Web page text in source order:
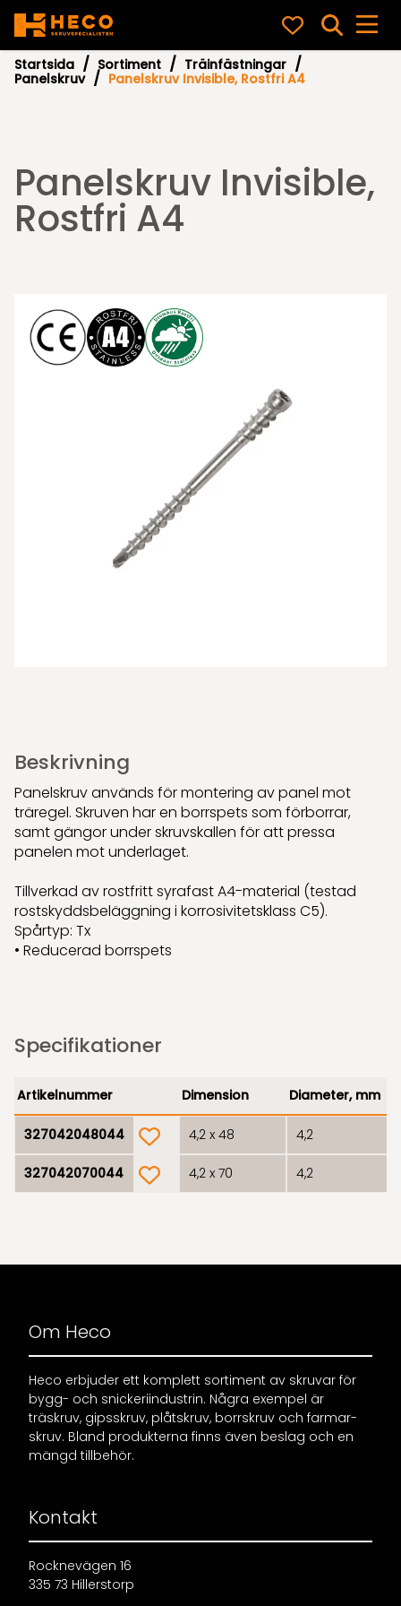
Startsida Sortiment
Träinfästningar
Panelskruv
Panelskruv Invisible, Rostfri A4
Panelskruv Invisible,
Rostfri A4
Beskrivning
Panelskruv används för montering av panel mot
träregel. Skruven har en borrspets som förborrar,
samt gängor under skruvskallen för att pressa
panelen mot underlaget.
Tillverkad av rostfritt syrafast A4-material (testad
rostskyddsbeläggning i korrosivitetsklass C5).
Spårtyp: Tx
• Reducerad borrspets
Specifikationer
Artikelnummer Dimension Diameter, mm
327042048044product.wishlist 4,2 x 48 4,2
327042070044product.wishlist 4,2 x 70 4,2
Om Heco
Heco erbjuder ett komplett sortiment av skruvar för
bygg- och snickeriindustrin. Några exempel är
träskruv, gipsskruv, plåtskruv, borrskruv och farmar-
skruv. Bland produkterna finns även beslag och en
mängd tillbehör.
Kontakt
Rocknevägen 16
335 73 Hillerstorp